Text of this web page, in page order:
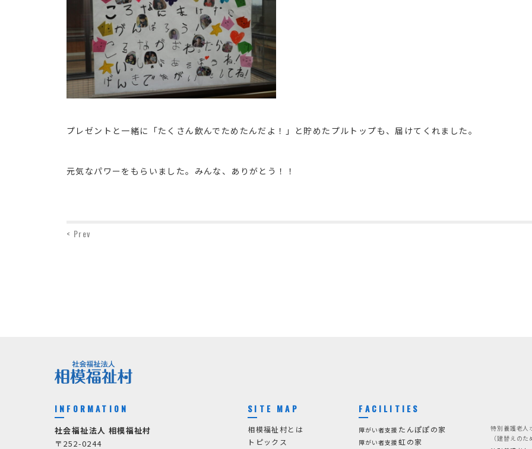
プレゼントと一緒に「たくさん飲んでためたんだよ！」と貯めたプルトップも、届けてくれました。
元気なパワーをもらいました。みんな、ありがとう！！
< Prev
INFORMATION
社会福祉法人 相模福祉村
〒252-0244
SITE MAP
相模福祉村とは
トピックス
FACILITIES
障がい者支援 たんぽぽの家
障がい者支援 虹の家
特別養護老人
（建替えの